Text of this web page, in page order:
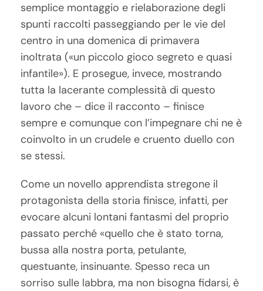
semplice montaggio e rielaborazione degli
spunti raccolti passeggiando per le vie del
centro in una domenica di primavera
inoltrata («un piccolo gioco segreto e quasi
infantile»). E prosegue, invece, mostrando
tutta la lacerante complessità di questo
lavoro che – dice il racconto – finisce
sempre e comunque con l’impegnare chi ne è
coinvolto in un crudele e cruento duello con
se stessi.
Come un novello apprendista stregone il
protagonista della storia finisce, infatti, per
evocare alcuni lontani fantasmi del proprio
passato perché «quello che è stato torna,
bussa alla nostra porta, petulante,
questuante, insinuante. Spesso reca un
sorriso sulle labbra, ma non bisogna fidarsi, è